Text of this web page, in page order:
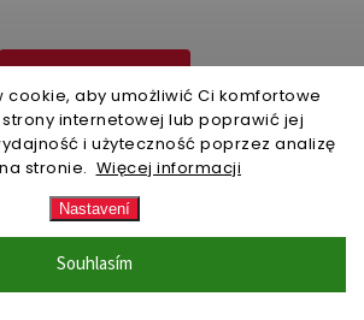
cookie, aby umożliwić Ci komfortowe
internetowej lub poprawić jej
i użyteczność poprzez analizę
stronie. Więcej informacji
Nastavení
Souhlasím
Načíst 11 dalších
2
Nahoru
Vytvořte si vlastní